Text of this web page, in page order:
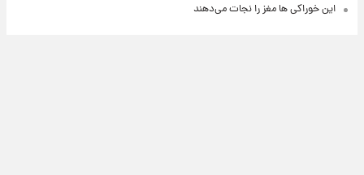
این خوراکی ها مغز را نجات می‌دهند